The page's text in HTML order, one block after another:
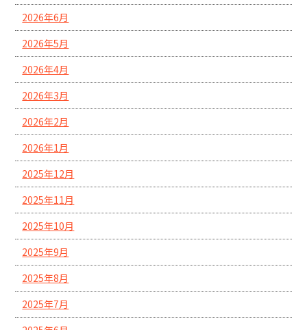
2026年6月
2026年5月
2026年4月
2026年3月
2026年2月
2026年1月
2025年12月
2025年11月
2025年10月
2025年9月
2025年8月
2025年7月